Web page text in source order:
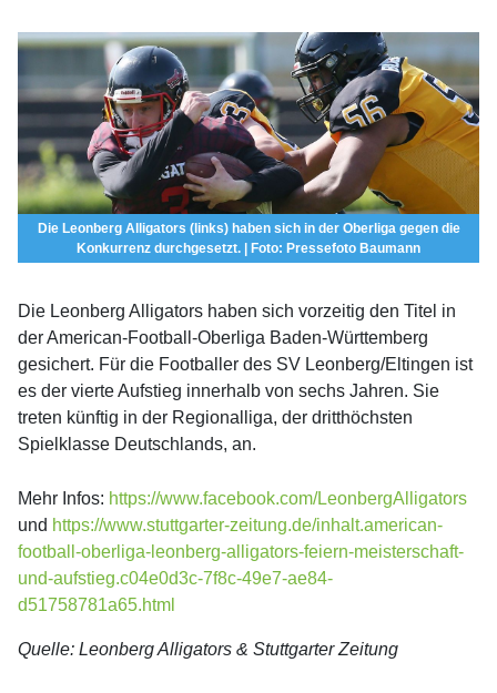
Die Leonberg Alligators (links) haben sich in der Oberliga gegen die
Konkurrenz durchgesetzt. | Foto: Pressefoto Baumann
Die Leonberg Alligators haben sich vorzeitig den Titel in
der American-Football-Oberliga Baden-Württemberg
gesichert. Für die Footballer des SV Leonberg/Eltingen ist
es der vierte Aufstieg innerhalb von sechs Jahren. Sie
treten künftig in der Regionalliga, der dritthöchsten
Spielklasse Deutschlands, an.
Mehr Infos: https://www.facebook.com/LeonbergAlligators
und https://www.stuttgarter-zeitung.de/inhalt.american-
football-oberliga-leonberg-alligators-feiern-meisterschaft-
und-aufstieg.c04e0d3c-7f8c-49e7-ae84-
d51758781a65.html
Quelle: Leonberg Alligators & Stuttgarter Zeitung